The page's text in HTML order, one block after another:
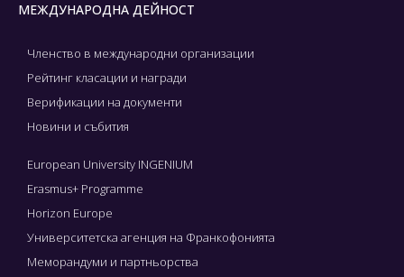
МЕЖДУНАРОДНА ДЕЙНОСТ
Членство в международни организации
Рейтинг класации и награди
Верификации на документи
Новини и събития
European University INGENIUM
Erasmus+ Programme
Horizon Europe
Университетска агенция на Франкофонията
Меморандуми и партньорства